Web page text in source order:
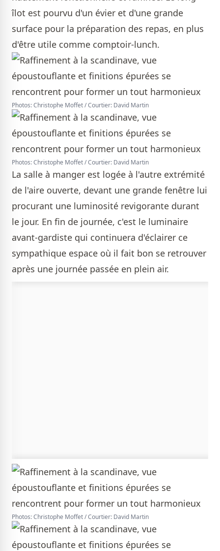
îlot est pourvu d'un évier et d'une grande
surface pour la préparation des repas, en plus
d'être utile comme comptoir-lunch.
Photos: Christophe Moffet / Courtier: David Martin
Photos: Christophe Moffet / Courtier: David Martin
La salle à manger est logée à l'autre extrémité
de l'aire ouverte, devant une grande fenêtre lui
procurant une luminosité revigorante durant
le jour. En fin de journée, c'est le luminaire
avant-gardiste qui continuera d'éclairer ce
sympathique espace où il fait bon se retrouver
après une journée passée en plein air.
Photos: Christophe Moffet / Courtier: David Martin